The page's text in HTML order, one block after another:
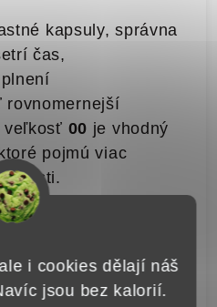
i cookies dělají náš
jsou bez kalorií.
kapsuly, správna
čas,
rovnomernejší
veľkosť 00 je vhodný
pojmú viac
overte, že
plničky a